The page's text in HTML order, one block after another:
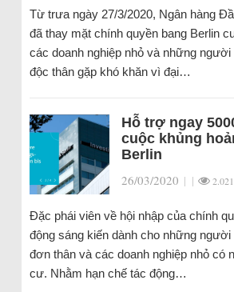
Từ trưa ngày 27/3/2020, Ngân hàng
đã thay mặt chính quyền bang Berlin
các doanh nghiệp nhỏ và những người
độc thân gặp khó khăn vì đại…
Hỗ trợ ngay
cuộc khủng
Berlin
26/03/2020 | | 2.021
Đặc phái viên về hội nhập của chính
động sáng kiến dành cho những người
đơn thân và các doanh nghiệp nhỏ có
cư. Nhằm hạn chế tác động…